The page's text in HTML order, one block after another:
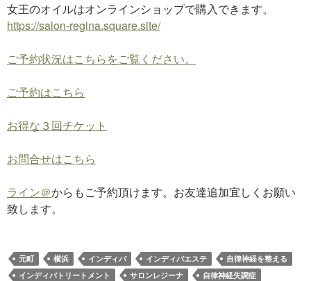
女王のオイルはオンラインショップで購入できます。
https://salon-regina.square.site/
ご予約状況はこちらをご覧ください。
ご予約はこちら
お得な３回チケット
お問合せはこちら
ライン＠からもご予約頂けます。お友達追加宜しくお願い
致します。
元町 横浜 インディバ インディバエステ
自律神経を整える
インディバトリートメント
サロンレジーナ
自律神経失調症